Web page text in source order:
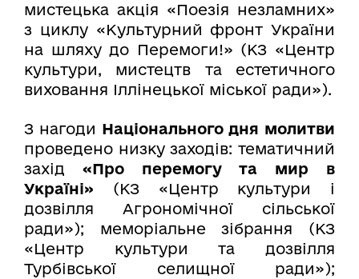
мистецька акція «Поезія незламних»
з циклу «Культурний фронт України
на шляху до Перемоги!» (КЗ «Центр
культури, мистецтв та естетичного
виховання Іллінецької міської ради»).
З нагоди Національного дня молитви
проведено низку заходів: тематичний
захід «Про перемогу та мир в
Україні» (КЗ «Центр культури і
дозвілля Агрономічної сільської
ради»); меморіальне зібрання (КЗ
«Центр культури та дозвілля
Турбівської селищної ради»);